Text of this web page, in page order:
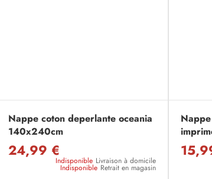
Nappe coton deperlante oceania
140x240cm
24,99 €
Indisponible Livraison à domicile
Indisponible Retrait en magasin